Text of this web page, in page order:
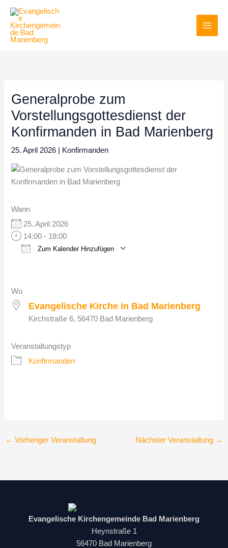
Inhalt
springen
Generalprobe zum
Vorstellungsgottesdienst der
Konfirmanden in Bad Marienberg
25. April 2026 Konfirmanden
Wann
25. April 2026
14:00 - 18:00
Zum Kalender Hinzufügen
Wo
Evangelische Kirche in Bad Marienberg
Kirchstraße 6, 56470 Bad Marienberg
Veranstaltungstyp
Konfirmanden
← Vorheriger Veranstaltung Nächster Veranstaltung →
Evangelische Kirchengemeinde Bad Marienberg
Heynstraße 1
56470 Bad Marienberg